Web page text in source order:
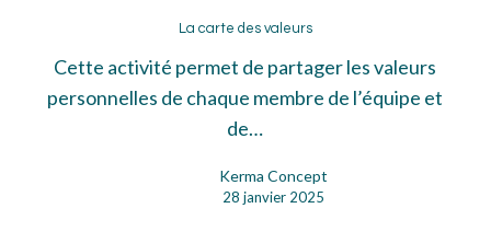
carte
des
valeurs
La carte des valeurs
Cette activité permet de partager les valeurs
personnelles de chaque membre de l’équipe et
de…
Kerma Concept
28 janvier 2025